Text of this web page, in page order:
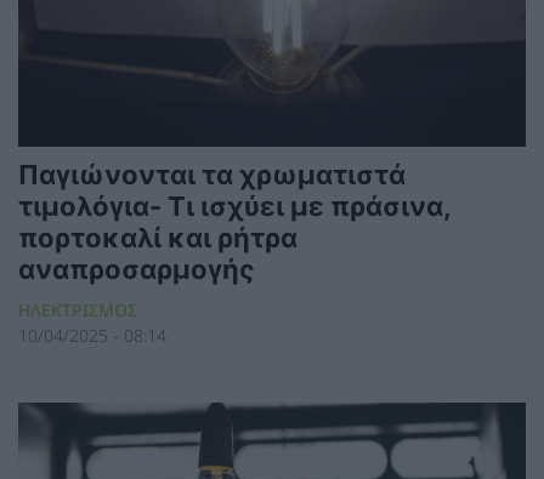
Παγιώνονται τα χρωματιστά
τιμολόγια- Τι ισχύει με πράσινα,
πορτοκαλί και ρήτρα
αναπροσαρμογής
ΗΛΕΚΤΡΙΣΜΟΣ
10/04/2025 - 08:14